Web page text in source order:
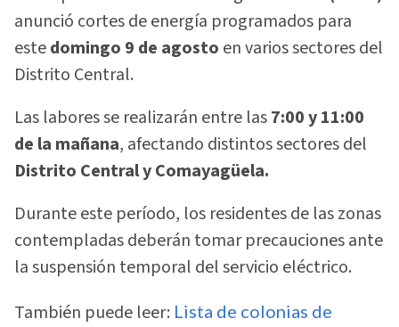
anunció cortes de energía programados para
estedomingo 9 de agosto en varios sectores del
Distrito Central.
Las labores se realizarán entre las7:00 y 11:00
de la mañana, afectando distintos sectores del
Distrito Central y Comayagüela.
Durante este período, los residentes de las zonas
contempladas deberán tomar precauciones ante
la suspensión temporal del servicio eléctrico.
También puede leer: Lista de colonias de